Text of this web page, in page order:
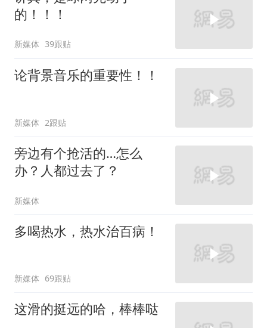
的！！！
新媒体 39跟贴
论背景音乐的重要性！！
新媒体 2跟贴
旁边有个抢活的…怎么
办？人都过去了？
新媒体
多喝热水，热水治百病！
新媒体 69跟贴
这滑的挺远的哈，棒棒哒